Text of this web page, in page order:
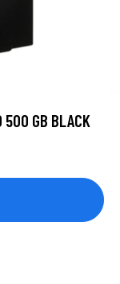
500 GB BLACK